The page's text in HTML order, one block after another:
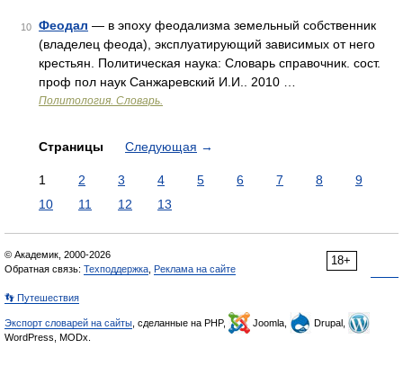
10 Феодал — в эпоху феодализма земельный собственник
(владелец феода), эксплуатирующий зависимых от него
крестьян. Политическая наука: Словарь справочник. сост.
проф пол наук Санжаревский И.И.. 2010 …
Политология. Словарь.
Страницы Следующая →
1 2 3 4 5 6 7 8
9
10
11 12 13
18+
© Академик, 2000-2026
Обратная связь: Техподдержка Реклама на сайте
👣 Путешествия
Экспорт словарей на сайты , сделанные на PHP, Joomla,
Drupal,
WordPress, MODx.